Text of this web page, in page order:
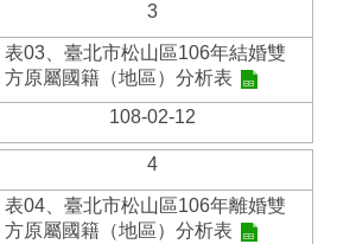
3
表03、臺北市松山區106年結婚雙
方原屬國籍（地區）分析表
108-02-12
4
表04、臺北市松山區106年離婚雙
方原屬國籍（地區）分析表